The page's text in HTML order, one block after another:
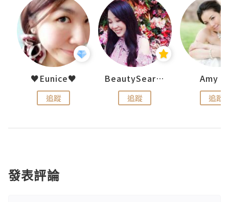
♥Eunice♥
追蹤
BeautySearch
追蹤
Amy
追蹤
發表評論